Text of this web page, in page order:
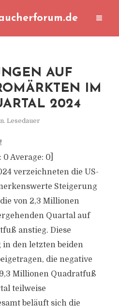
AUF
IM
2024
Lesedauer
0 Average: 0]
verzeichneten die US-
Steigerung
von 2,3 Millionen
Quartal auf
anstieg. Diese
den letzten beiden
die negative
Millionen Quadratfuß
teilweise
beläuft sich die